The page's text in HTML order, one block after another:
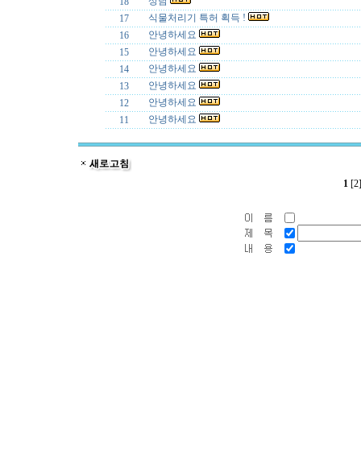
17
식물처리기 특허 획득 !
16
안녕하세요
15
안녕하세요
14
안녕하세요
13
안녕하세요
12
안녕하세요
11
안녕하세요
1 [2]